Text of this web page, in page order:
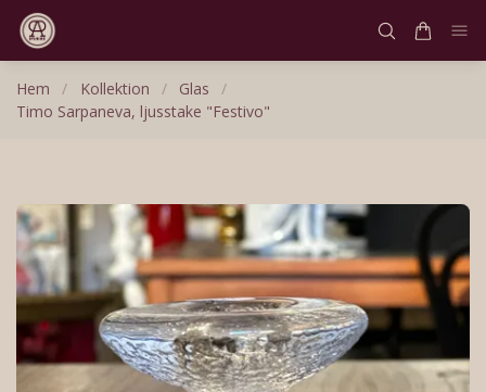
Hem / Kollektion / Glas
/
Timo Sarpaneva, ljusstake "Festivo"